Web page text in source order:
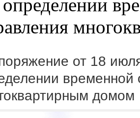
от 18
временной
домом